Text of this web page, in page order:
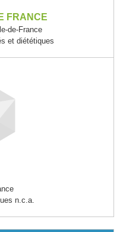
FRANCE
de-France
et diététiques
n.c.a.